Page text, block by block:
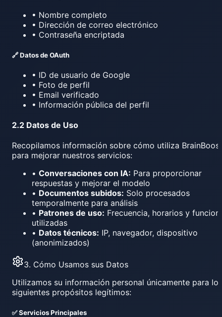
• Nombre completo
• Dirección de correo electrónico
• Contraseña encriptada
🔗 Datos de OAuth
• ID de usuario de Google
• Foto de perfil
• Email verificado
• Información pública del perfil
2.2 Datos de Uso
Recopilamos información sobre cómo utiliza BrainBoost
para mejorar nuestros servicios:
• Conversaciones con IA: Para proporcionar
respuestas y mejorar el modelo
• Documentos subidos: Solo procesados
temporalmente para análisis
• Patrones de uso: Frecuencia, horarios y
utilizadas
• Datos técnicos: IP, navegador, dispositivo
(anonimizados)
3. Cómo Usamos sus Datos
Utilizamos su información personal únicamente para los
siguientes propósitos legítimos:
✅ Servicios Principales